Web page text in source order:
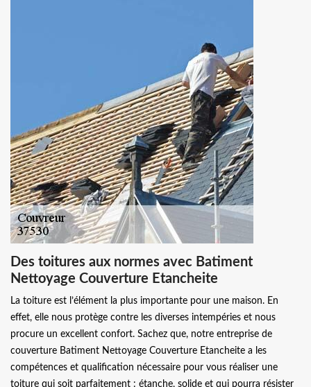
Des toitures aux normes avec Batiment
Nettoyage Couverture Etancheite
La toiture est l’élément la plus importante pour une maison. En
effet, elle nous protège contre les diverses intempéries et nous
procure un excellent confort. Sachez que, notre entreprise de
couverture Batiment Nettoyage Couverture Etancheite a les
compétences et qualification nécessaire pour vous réaliser une
toiture qui soit parfaitement : étanche, solide et qui pourra résister